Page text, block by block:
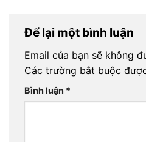
Để lại một bình luận
Email của bạn sẽ không
Các trường bắt buộc
Bình luận *